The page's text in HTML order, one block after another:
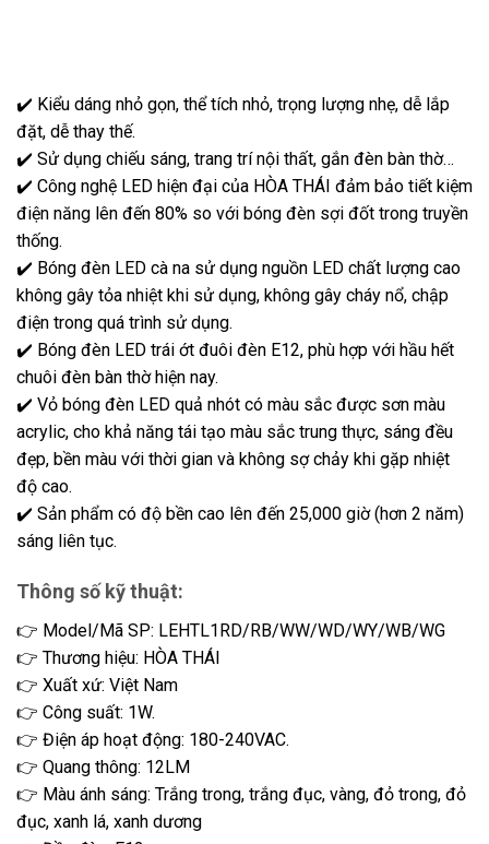
✔️ Kiểu dáng nhỏ gọn, thể tích nhỏ, trọng lượng nhẹ, dễ lắp
đặt, dễ thay thế.
✔️ Sử dụng chiếu sáng, trang trí nội thất, gắn đèn bàn thờ…
✔️ Công nghệ LED hiện đại của HÒA THÁI đảm bảo tiết kiệm
điện năng lên đến 80% so với bóng đèn sợi đốt trong truyền
thống.
✔️ Bóng đèn LED cà na sử dụng nguồn LED chất lượng cao
không gây tỏa nhiệt khi sử dụng, không gây cháy nổ, chập
điện trong quá trình sử dụng.
✔️ Bóng đèn LED trái ớt đuôi đèn E12, phù hợp với hầu hết
chuôi đèn bàn thờ hiện nay.
✔️ Vỏ bóng đèn LED quả nhót có màu sắc được sơn màu
acrylic, cho khả năng tái tạo màu sắc trung thực, sáng đều
đẹp, bền màu với thời gian và không sợ chảy khi gặp nhiệt
độ cao.
✔️ Sản phẩm có độ bền cao lên đến 25,000 giờ (hơn 2 năm)
sáng liên tục.
Thông số kỹ thuật:
👉 Model/Mã SP: LEHTL1RD/RB/WW/WD/WY/WB/WG
👉 Thương hiệu: HÒA THÁI
👉 Xuất xứ: Việt Nam
👉 Công suất: 1W.
👉 Điện áp hoạt động: 180-240VAC.
👉 Quang thông: 12LM
👉 Màu ánh sáng: Trắng trong, trắng đục, vàng, đỏ trong, đỏ
đục, xanh lá, xanh dương